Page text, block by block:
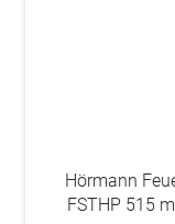
Hörmann
FSTHP 515